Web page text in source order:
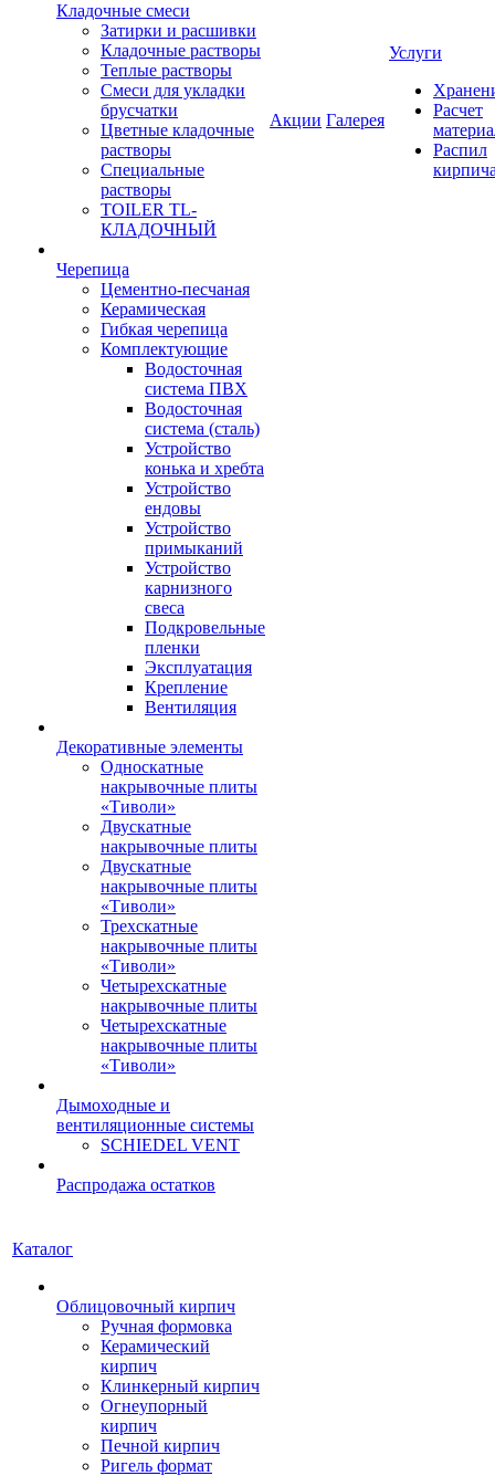
Кладочные смеси
Затирки и расшивки
Кладочные растворы
Теплые растворы
Смеси для укладки
брусчатки
Цветные кладочные
растворы
Специальные
растворы
TOILER TL-
КЛАДОЧНЫЙ
Черепица
Цементно-песчаная
Керамическая
Гибкая черепица
Комплектующие
Водосточная
система ПВХ
Водосточная
система (сталь)
Устройство
конька и хребта
Устройство
ендовы
Устройство
примыканий
Устройство
карнизного
свеса
Подкровельные
пленки
Эксплуатация
Крепление
Вентиляция
Декоративные элементы
Односкатные
накрывочные плиты
«Тиволи»
Двускатные
накрывочные плиты
Двускатные
накрывочные плиты
«Тиволи»
Трехскатные
накрывочные плиты
«Тиволи»
Четырехскатные
накрывочные плиты
Четырехскатные
накрывочные плиты
«Тиволи»
Дымоходные и
вентиляционные системы
SCHIEDEL VENT
Распродажа остатков
Акции Галерея
Услуги
Расчет
Распил
Каталог
Облицовочный кирпич
Ручная формовка
Керамический
кирпич
Клинкерный кирпич
Огнеупорный
кирпич
Печной кирпич
Ригель формат